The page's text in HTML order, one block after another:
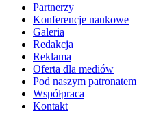
Partnerzy
Konferencje naukowe
Galeria
Redakcja
Reklama
Oferta dla mediów
Pod naszym patronatem
Współpraca
Kontakt